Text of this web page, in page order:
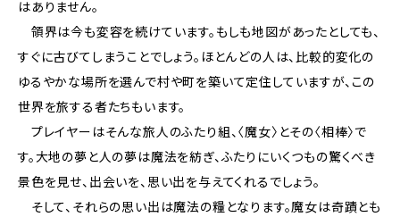
はありません。
領界は今も変容を続けています。もしも地図があったとしても、
すぐに古びてしまうことでしょう。ほとんどの人は、比較的変化の
ゆるやかな場所を選んで村や町を築いて定住していますが、この
世界を旅する者たちもいます。
プレイヤーはそんな旅人のふたり組、〈魔女〉とその〈相棒〉で
す。大地の夢と人の夢は魔法を紡ぎ、ふたりにいくつもの驚くべき
景色を見せ、出会いを、思い出を与えてくれるでしょう。
そして、それらの思い出は魔法の糧となります。魔女は奇蹟とも